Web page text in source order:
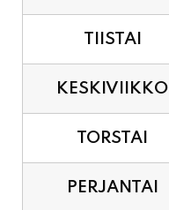
TIISTAI
KESKIVIIKKO
TORSTAI
PERJANTAI